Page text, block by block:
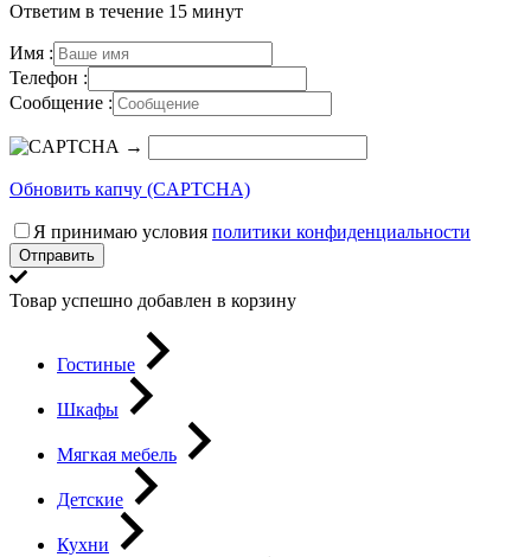
Ответим в течение 15 минут
Имя :
Телефон :
Сообщение :
→
Обновить капчу (CAPTCHA)
Я принимаю условия политики конфиденциальности
Отправить
Товар успешно добавлен в корзину
Гостиные
Шкафы
Мягкая мебель
Детские
Кухни